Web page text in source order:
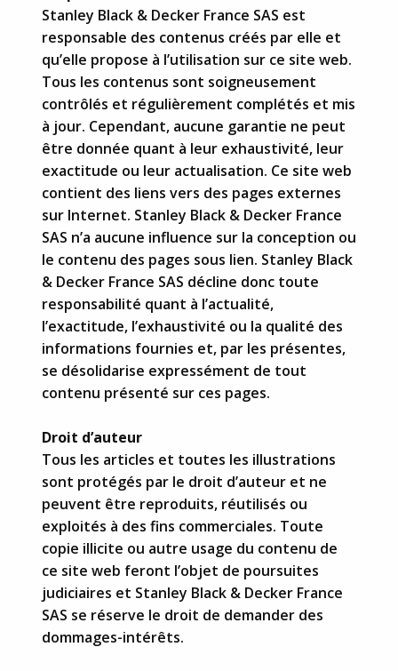
Stanley Black & Decker France SAS est
responsable des contenus créés par elle et
qu’elle propose à l’utilisation sur ce site web.
Tous les contenus sont soigneusement
contrôlés et régulièrement complétés et mis
à jour. Cependant, aucune garantie ne peut
être donnée quant à leur exhaustivité, leur
exactitude ou leur actualisation. Ce site web
contient des liens vers des pages externes
sur Internet. Stanley Black & Decker France
SAS n’a aucune influence sur la conception ou
le contenu des pages sous lien. Stanley Black
& Decker France SAS décline donc toute
responsabilité quant à l’actualité,
l’exactitude, l’exhaustivité ou la qualité des
informations fournies et, par les présentes,
se désolidarise expressément de tout
contenu présenté sur ces pages.
Droit d’auteur
Tous les articles et toutes les illustrations
sont protégés par le droit d’auteur et ne
peuvent être reproduits, réutilisés ou
exploités à des fins commerciales. Toute
copie illicite ou autre usage du contenu de
ce site web feront l’objet de poursuites
judiciaires et Stanley Black & Decker France
SAS se réserve le droit de demander des
dommages-intérêts.